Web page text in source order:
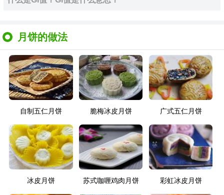
月饼的做法
自制五仁月饼 脆梅冰皮月饼 广式五仁月饼
冰皮月饼 苏式咖喱鸡肉月饼 彩虹冰皮月饼